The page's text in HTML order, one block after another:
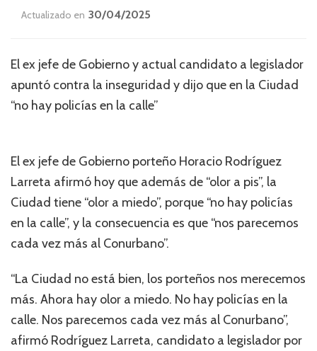
Actualizado en 30/04/2025
El ex jefe de Gobierno y actual candidato a legislador
apuntó contra la inseguridad y dijo que en la Ciudad
“no hay policías en la calle”
El ex jefe de Gobierno porteño Horacio Rodríguez
Larreta afirmó hoy que además de “olor a pis”, la
Ciudad tiene “olor a miedo”, porque “no hay policías
en la calle”, y la consecuencia es que “nos parecemos
cada vez más al Conurbano”.
“La Ciudad no está bien, los porteños nos merecemos
más. Ahora hay olor a miedo. No hay policías en la
calle. Nos parecemos cada vez más al Conurbano”,
afirmó Rodríguez Larreta, candidato a legislador por